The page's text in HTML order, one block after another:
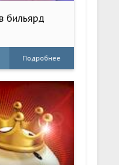
бильярд
Подробнее